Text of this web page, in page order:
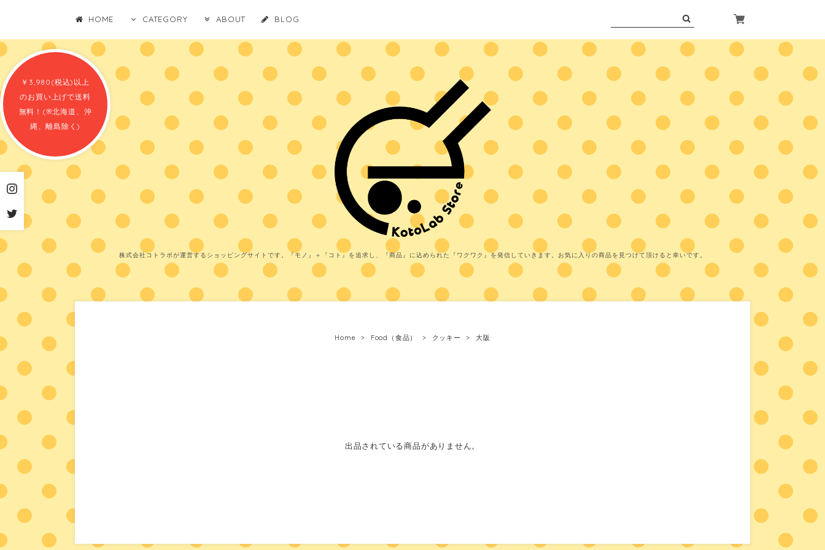
￥3,980(税込)以上
のお買い上げで送料
無料！(※北海道、沖
縄、離島除く)
HOME CATEGORY ABOUT BLOG
株式会社コトラボが運営するショッピングサイトです。『モノ』＋『コト』を追求し、『商品』に込められた『ワクワク』を発信していきます。お気に入りの商品を見つけて頂けると幸いです。
Home Food（食品） クッキー 大阪
出品されている商品がありません。